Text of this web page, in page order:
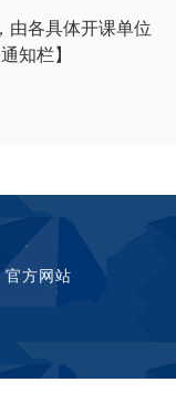
由各具体开课单位
知栏】
方网站